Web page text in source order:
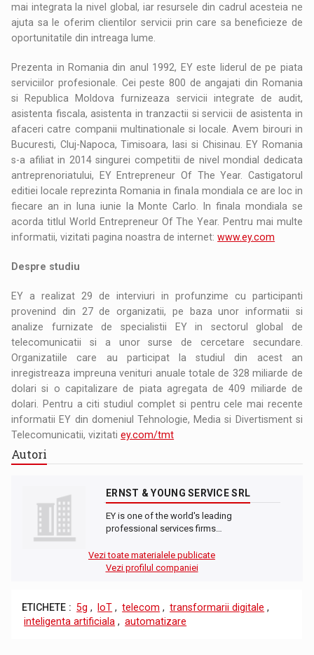
mai integrata la nivel global, iar resursele din cadrul acesteia ne
ajuta sa le oferim clientilor servicii prin care sa beneficieze de
oportunitatile din intreaga lume.
Prezenta in Romania din anul 1992, EY este liderul de pe piata
serviciilor profesionale. Cei peste 800 de angajati din Romania
si Republica Moldova furnizeaza servicii integrate de audit,
asistenta fiscala, asistenta in tranzactii si servicii de asistenta in
afaceri catre companii multinationale si locale. Avem birouri in
Bucuresti, Cluj-Napoca, Timisoara, Iasi si Chisinau. EY Romania
s-a afiliat in 2014 singurei competitii de nivel mondial dedicata
antreprenoriatului, EY Entrepreneur Of The Year. Castigatorul
editiei locale reprezinta Romania in finala mondiala ce are loc in
fiecare an in luna iunie la Monte Carlo. In finala mondiala se
acorda titlul World Entrepreneur Of The Year. Pentru mai multe
informatii, vizitati pagina noastra de internet:www.ey.com
Despre studiu
EY a realizat 29 de interviuri in profunzime cu participanti
provenind din 27 de organizatii, pe baza unor informatii si
analize furnizate de specialistii EY in sectorul global de
telecomunicatii si a unor surse de cercetare secundare.
Organizatiile care au participat la studiul din acest an
inregistreaza impreuna venituri anuale totale de 328 miliarde de
dolari si o capitalizare de piata agregata de 409 miliarde de
dolari. Pentru a citi studiul complet si pentru cele mai recente
informatii EY din domeniul Tehnologie, Media si Divertisment si
Telecomunicatii, vizitatiey.com/tmt
Autori
ERNST & YOUNG SERVICE SRL
EY is one of the world's leading
professional services firms…
Vezi toate materialele publicate
Vezi profilul companiei
ETICHETE : 5g , IoT , telecom , transformarii digitale ,
inteligenta artificiala , automatizare